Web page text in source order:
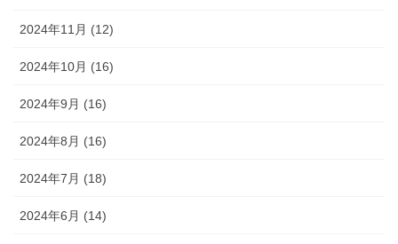
2024年11月 (12)
2024年10月 (16)
2024年9月 (16)
2024年8月 (16)
2024年7月 (18)
2024年6月 (14)